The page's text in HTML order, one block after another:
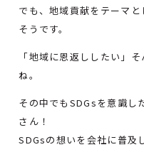
でも、地域貢献をテーマ
そうです。
「地域に恩返ししたい」
ね。
その中でもSDGsを意識し
さん！
SDGsの想いを会社に普及